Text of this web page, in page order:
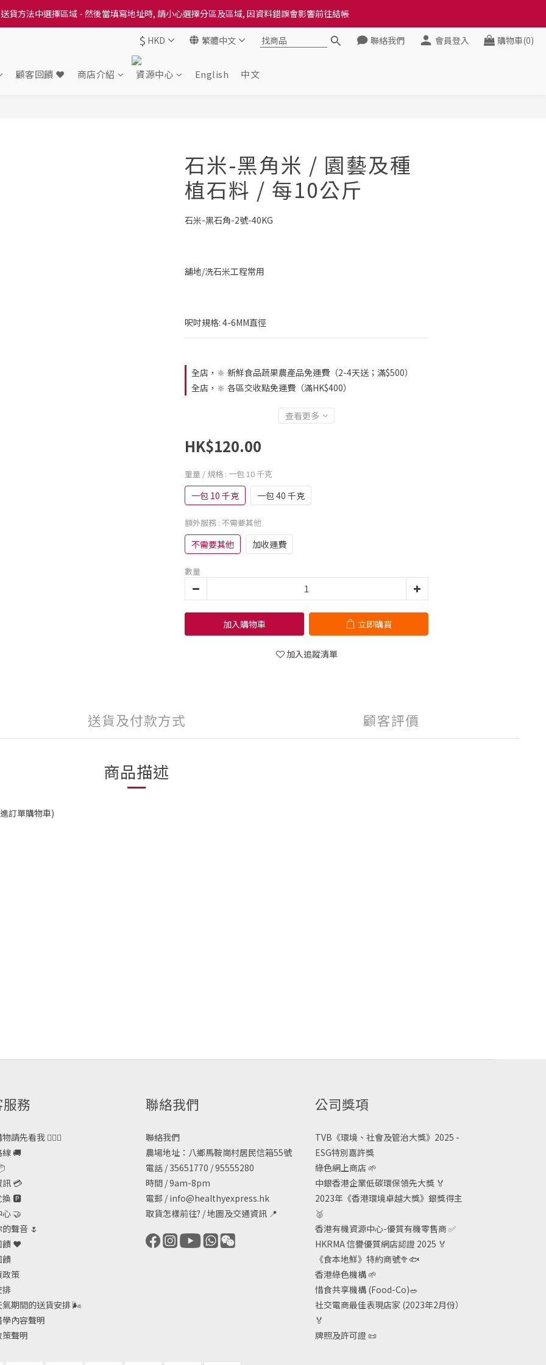
貨方法中選擇區域 - 然後當填寫地址時, 請小心選擇分區及區域, 因資料錯誤會影響前往結帳
貨方法中選擇區域 - 然後當填寫地址時, 請小心選擇分區及區域, 因資料錯誤會影響前往結帳
本地培育田香雞、金棠雞、粵皇鷄及平原雞等，想食靚雞就要嚟《餸您健康》
貨方法中選擇區域 - 然後當填寫地址時, 請小心選擇分區及區域, 因資料錯誤會影響前往結帳
$ HKD 繁體中文 聯絡我們 會員登入 購物車(0)
顧客回饋 ❤️ 商店介紹 資源中心 English 中文
石米-黑角米 / 園藝及種
植石料 / 每10公斤
石米-黑石角-2號-40KG
舖地/洗石米工程常用
呎吋規格: 4-6MM直徑
全店，🔆 新鮮食品蔬果農產品免運費（2-4天送；滿$500）
全店，🔆 各區交收點免運費（滿HK$400）
查看更多
HK$120.00
重量 / 規格 : 一包 10 千克
一包 10 千克 一包 40 千克
額外服務 : 不需要其他
不需要其他 加收運費
數量
加入購物車 立即購買
加入追蹤清單
送貨及付款方式 顧客評價
商品描述
訂單購物車)
務
請先看我 🙋🏻‍♀️
🚚
💳
換 🅿️
🤝
聲音 🌷
饋 ❤️
饋
策
排
期間的送貨安排🌬
內容聲明
聲明
聯絡我們
聯絡我們
農場地址：八鄉馬鞍崗村居民信箱55號
電話 / 35651770 / 95555280
時間 / 9am-8pm
電郵 / info@healthyexpress.hk
取貨怎樣前往? /地圖及交通資訊 📍
公司獎項
TVB《環境、社會及管治大獎》2025 -
ESG特別嘉許獎
綠色網上商店🌱
中銀香港企業低碳環保領先大獎🏅
2023年《香港環境卓越大獎》銀獎得主
🥈
香港有機資源中心-優質有機零售商✅
HKRMA 信譽優質網店認證 2025 🏅
《食本地鮮》特約商號🥦🐟
香港綠色機構🌱
惜食共享機構 (Food-Co)🥗
社交電商最佳表現店家 (2023年2月份）
🏅
牌照及許可證📜